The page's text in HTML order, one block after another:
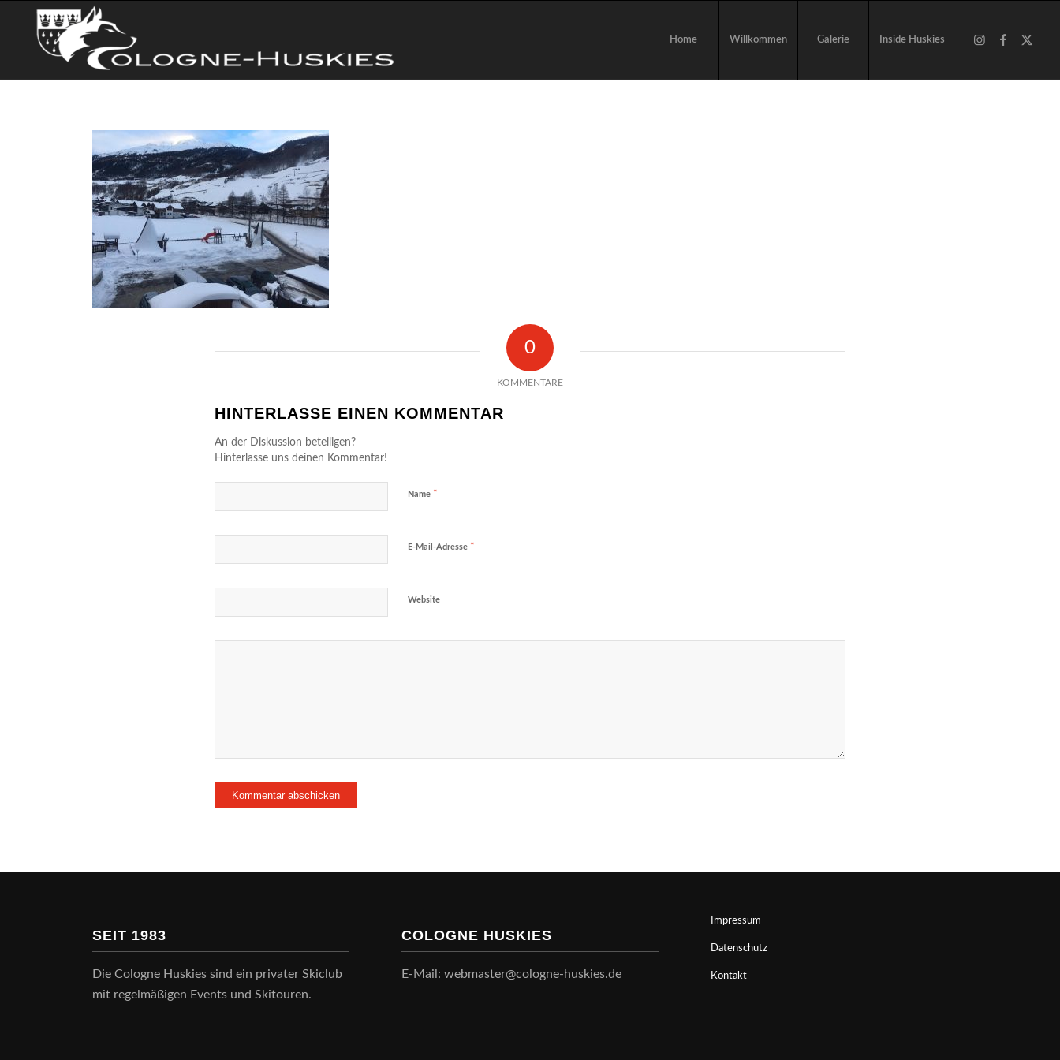
Home Willkommen Galerie Inside Huskies
0
KOMMENTARE
HINTERLASSE EINEN KOMMENTAR
An der Diskussion beteiligen?
Hinterlasse uns deinen Kommentar!
Name *
E-Mail-Adresse *
Website
SEIT 1983
Die Cologne Huskies sind ein privater Skiclub
mit regelmäßigen Events und Skitouren.
COLOGNE HUSKIES
E-Mail: webmaster@cologne-huskies.de
Impressum
Datenschutz
Kontakt